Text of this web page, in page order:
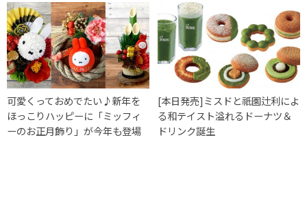
可愛くっておめでたい♪新年を
ほっこりハッピーに「ミッフィ
ーのお正月飾り」が今年も登場
[本日発売]ミスドと祇園辻利によ
る和テイスト溢れるドーナツ＆
ドリンク誕生